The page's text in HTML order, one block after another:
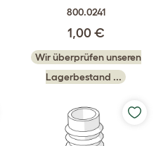
800.0241
1,00 €
Wir überprüfen unseren
Lagerbestand ...